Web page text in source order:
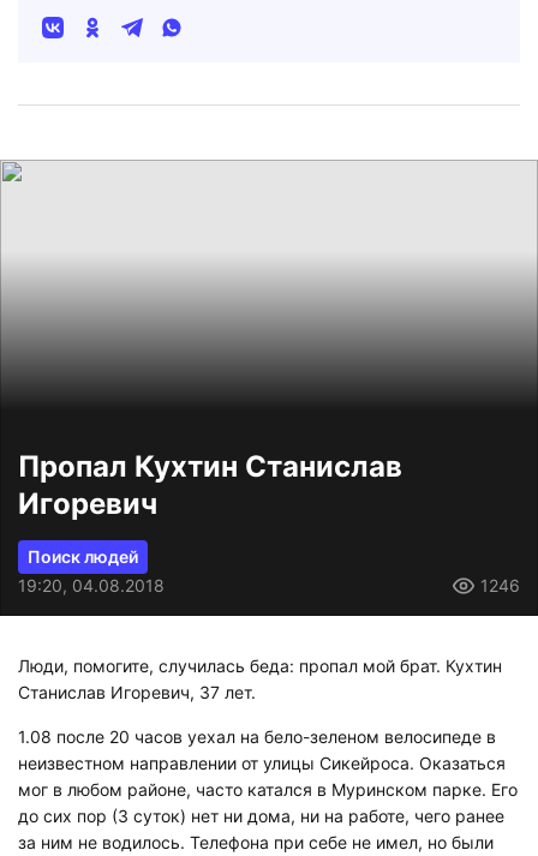
Пропал Кухтин Станислав
Игоревич
Поиск людей
19:20, 04.08.2018
1246
Люди, помогите, случилась беда: пропал мой брат. Кухтин
Станислав Игоревич, 37 лет.
1.08 после 20 часов уехал на бело-зеленом велосипеде в
неизвестном направлении от улицы Сикейроса. Оказаться
мог в любом районе, часто катался в Муринском парке. Его
до сих пор (3 суток) нет ни дома, ни на работе, чего ранее
за ним не водилось. Телефона при себе не имел, но были